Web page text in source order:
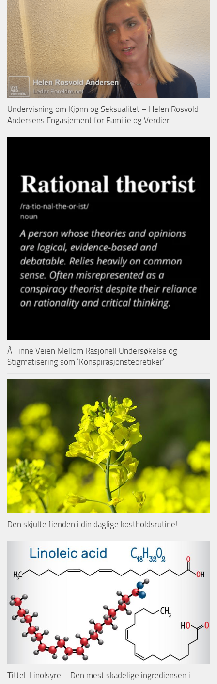
Undervisning om Kjønn og Seksualitet – Helen Rosvold
Andersens Engasjement for Familie og Verdier
Å Finne Veien Mellom Rasjonell Undersøkelse og
Stigmatisering som ‘Konspirasjonsteoretiker’
Den skjulte fienden i din daglige kostholdsrutine!
Tittel: Linolsyre – Den mest skadelige ingrediensen i